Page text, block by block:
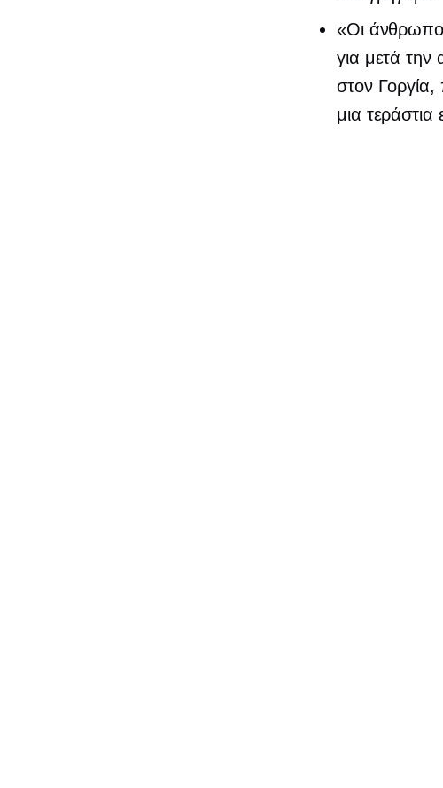
«Οι
για μετά την
στον
μια